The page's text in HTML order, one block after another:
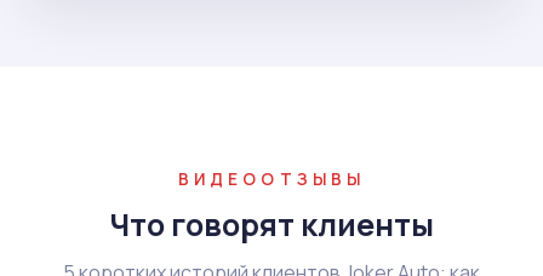
ВИДЕООТЗЫВЫ
Что говорят клиенты